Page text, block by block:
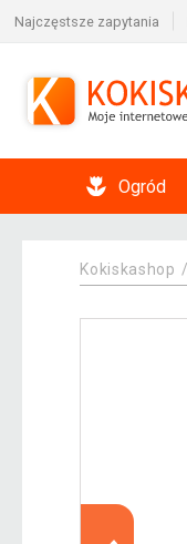
Najczęstsze zapytania
Ogród
Kokiskashop